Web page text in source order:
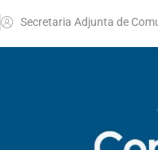
Secretaria Adjunta de